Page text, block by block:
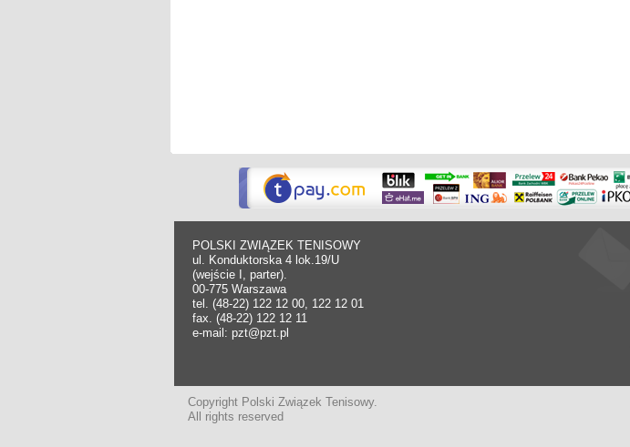
POLSKI ZWIĄZEK TENISOWY
ul. Konduktorska 4 lok.19/U
(wejście I, parter).
00-775 Warszawa
tel. (48-22) 122 12 00, 122 12 01
fax. (48-22) 122 12 11
e-mail: pzt@pzt.pl
Copyright Polski Związek Tenisowy.
All rights reserved